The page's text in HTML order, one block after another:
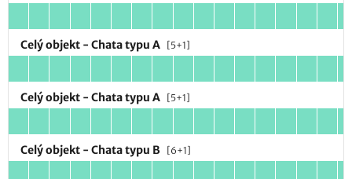
Celý objekt - Chata typu A [5+1]
Celý objekt - Chata typu A [5+1]
Celý objekt - Chata typu B [6+1]